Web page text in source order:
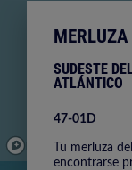
©
SUDESTE
ATLÁNTICO
47-01D
Tu merluza
encontrarse